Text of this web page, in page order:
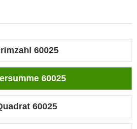
60025
60025
60025